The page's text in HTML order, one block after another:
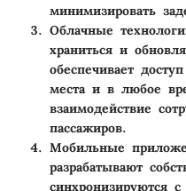
минимизировать
Облачные
храниться и
обеспечивает
места и в любое
взаимодействие
пассажиров.
Мобильные
разрабатывают
синхронизируются